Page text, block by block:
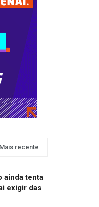
Mais recente
ainda tenta
exigir das